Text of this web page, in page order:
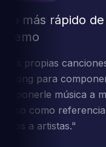
más rápido de la
propias canciones y
para componer
ponerle música a mis
como referencia
a artistas."